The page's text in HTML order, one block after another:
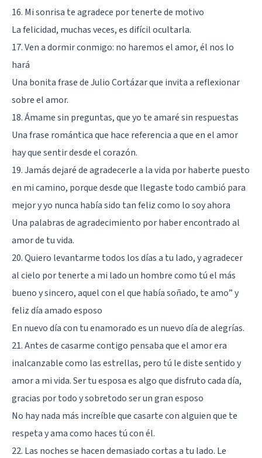
16. Mi sonrisa te agradece por tenerte de motivo
La felicidad, muchas veces, es difícil ocultarla.
17. Ven a dormir conmigo: no haremos el amor, él nos lo
hará
Una bonita frase de Julio Cortázar que invita a reflexionar
sobre el amor.
18. Ámame sin preguntas, que yo te amaré sin respuestas
Unafrase románticaque hace referencia a que en el amor
hay que sentir desde el corazón.
19. Jamás dejaré de agradecerle a la vida por haberte puesto
en mi camino, porque desde que llegaste todo cambió para
mejor y yo nunca había sido tan feliz como lo soy ahora
Una palabras de agradecimiento por haber encontrado al
amor de tu vida.
20. Quiero levantarme todos los días a tu lado, y agradecer
al cielo por tenerte a mi lado un hombre como tú el más
bueno y sincero, aquel con el que había soñado, te amo” y
feliz día amado esposo
En nuevo día con tu enamorado es un nuevo día de alegrías.
21. Antes de casarme contigo pensaba que el amor era
inalcanzable como las estrellas, pero tú le diste sentido y
amor a mi vida. Ser tu esposa es algo que disfruto cada día,
gracias por todo y sobretodo ser un gran esposo
No hay nada más increíble que casarte con alguien que te
respeta y ama como haces tú con él.
22. Las noches se hacen demasiado cortas a tu lado. Le